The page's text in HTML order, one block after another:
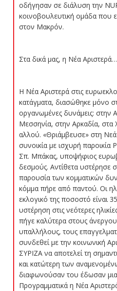
οδήγησαν σε διάλυση την
κοινοβουλευτική ομάδα που
στον Μακρόν.
Στα δικά μας, η Νέα Αριστερά…
Η Νέα Αριστερά στις
κατάγματα, διασώθηκε μόνο
οργανωμένες δυνάμεις: στην
Μεσσηνία, στην Αρκαδία, στα
αλλού. «Θριάμβευσε» στη
συνοικία με ισχυρή
Σπ. Μπάκας, υποψήφιος
δεσμούς. Αντίθετα υστέρησε
παρουσία των κομματικών
κόμμα πήρε από παντού. Οι
εκλογικό της ποσοστό είναι
υστέρηση στις νεότερες
πήγε καλύτερα στους
υπαλλήλους, τους
συνδεθεί με την κοινωνική
ΣΥΡΙΖΑ να αποτελεί τη
και κατώτερη των
διαφωνούσαν του έδωσαν μια
Προγραμματικά η Νέα